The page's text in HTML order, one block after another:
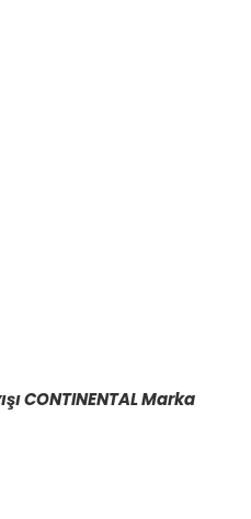
CONTINENTAL Marka